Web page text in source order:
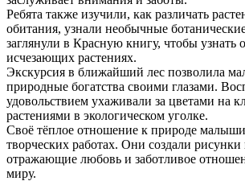
Ребята также изучили, как различать
обитания, узнали необычные
заглянули в Красную книгу, чтобы узнать
исчезающих растениях.
Экскурсия в ближайший лес позволила
природные богатства своими глазами.
удовольствием ухаживали за цветами на
растениями в экологическом уголке.
Своё тёплое отношение к природе
творческих работах. Они создали
отражающие любовь и заботливое
миру.